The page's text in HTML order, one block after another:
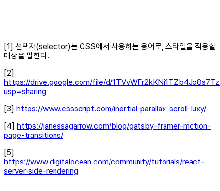
[1] 선택자(selector)는 CSS에서 사용하는 용어로, 스타일을 적용할
대상을 말한다.
[2]
https://drive.google.com/file/d/
usp=sharing
[3] https://www.cssscript.com/inertial-parallax-scroll-luxy/
[4] https://janessagarrow.com/blog/gatsby-framer-motion-
page-transitions/
[5]
https://www.digitalocean.com/community/tutorials/react-
server-side-rendering